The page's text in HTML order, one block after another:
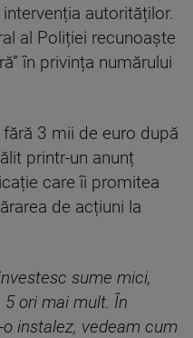
autorităților.
al Poliției recunoaște
în privința numărului
3 mii de euro după
printr-un anunț
care îi promitea
de acțiuni la
sume mici,
ori mai mult. În
instalez, vedeam cum